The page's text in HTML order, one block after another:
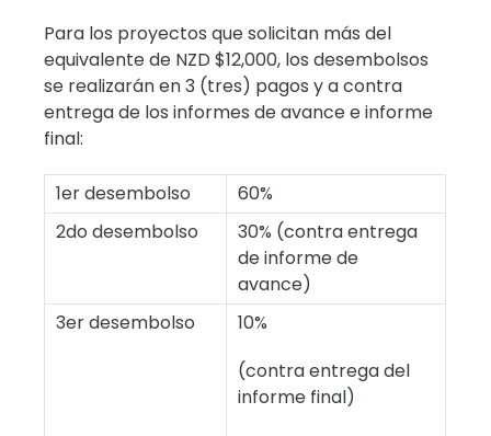
Para los proyectos que solicitan más del
equivalente de NZD $12,000, los desembolsos
se realizarán en 3 (tres) pagos y a contra
entrega de los informes de avance e informe
final:
1er desembolso
60%
2do desembolso
30% (contra entrega
de informe de
avance)
3er desembolso
10%
(contra entrega del
informe final)